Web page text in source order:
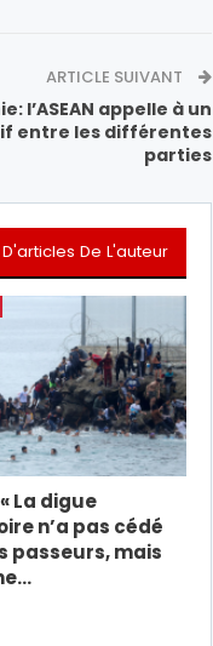
ARTICLE SUIVANT
l’ASEAN appelle à un
entre les différentes
parties
D'articles De L'auteur
La digue
n’a pas cédé
passeurs, mais